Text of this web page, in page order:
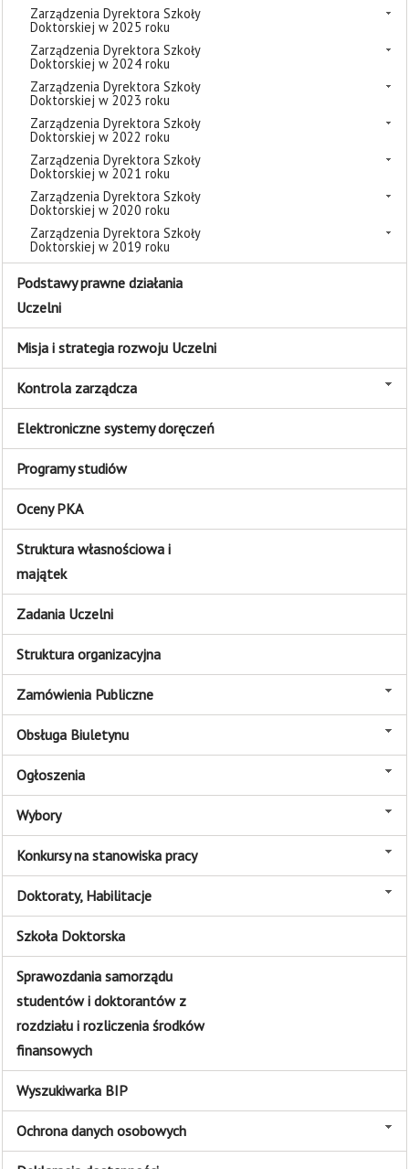
Zarządzenia Dyrektora Szkoły
Doktorskiej w 2025 roku
Zarządzenia Dyrektora Szkoły
Doktorskiej w 2024 roku
Zarządzenia Dyrektora Szkoły
Doktorskiej w 2023 roku
Zarządzenia Dyrektora Szkoły
Doktorskiej w 2022 roku
Zarządzenia Dyrektora Szkoły
Doktorskiej w 2021 roku
Zarządzenia Dyrektora Szkoły
Doktorskiej w 2020 roku
Zarządzenia Dyrektora Szkoły
Doktorskiej w 2019 roku
Podstawy prawne działania
Uczelni
Misja i strategia rozwoju Uczelni
Kontrola zarządcza
Elektroniczne systemy doręczeń
Programy studiów
Oceny PKA
Struktura własnościowa i
majątek
Zadania Uczelni
Struktura organizacyjna
Zamówienia Publiczne
Obsługa Biuletynu
Ogłoszenia
Wybory
Konkursy na stanowiska pracy
Doktoraty, Habilitacje
Szkoła Doktorska
Sprawozdania samorządu
studentów i doktorantów z
rozdziału i rozliczenia środków
finansowych
Wyszukiwarka BIP
Ochrona danych osobowych